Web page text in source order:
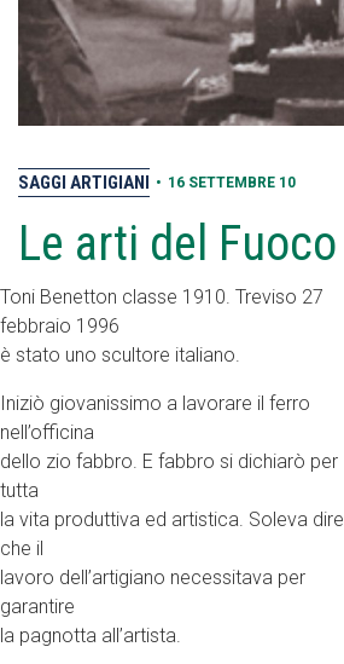
SAGGI ARTIGIANI • 16 SETTEMBRE 10
Le arti del Fuoco
Toni Benetton classe 1910. Treviso 27
febbraio 1996
è stato uno scultore italiano.
Iniziò giovanissimo a lavorare il ferro
nell’officina
dello zio fabbro. E fabbro si dichiarò per
tutta
la vita produttiva ed artistica. Soleva dire
che il
lavoro dell’artigiano necessitava per
garantire
la pagnotta all’artista.